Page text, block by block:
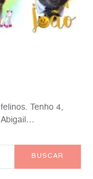
Tenho 4,
Abigail…
BUSCAR